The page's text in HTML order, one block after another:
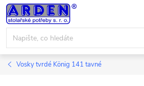
Přejít
na
obsah
Vosky tvrdé König 141 tavné